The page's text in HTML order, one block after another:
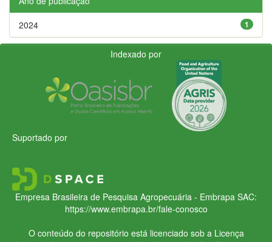
1
2024
Indexado por
Suportado por
Empresa Brasileira de Pesquisa Agropecuária - Embrapa SAC:
https://www.embrapa.br/fale-conosco
O conteúdo do repositório está licenciado sob a Licença